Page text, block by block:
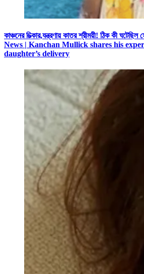
কাঞ্চনের চিত্‍কার,যন্ত্রণায় কাতর শ্রীময়ী! ঠিক কী
News | Kanchan Mullick shares his
daughter’s delivery